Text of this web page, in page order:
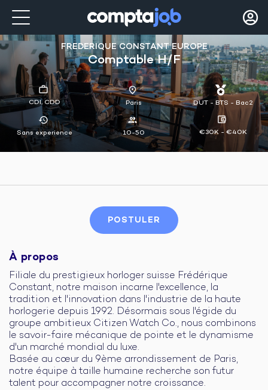
FREDERIQUE CONSTANT EUROPE
Comptable H/f
CDI, CDD Paris DUT - BTS - Bac2
Sans experience 10-50 €30K - €40K
POSTULER
À propos
Filiale du prestigieux horloger suisse Frédérique
Constant, notre maison incarne l'excellence, la
tradition et l'innovation dans l'industrie de la haute
horlogerie depuis 1992. Désormais sous l'égide du
groupe ambitieux Citizen Watch Co., nous combinons
le savoir-faire mécanique de pointe et le dynamisme
d'un marché mondial du luxe.
Basée au cœur du 9ème arrondissement de Paris,
notre équipe à taille humaine recherche son futur
talent pour accompagner notre croissance.